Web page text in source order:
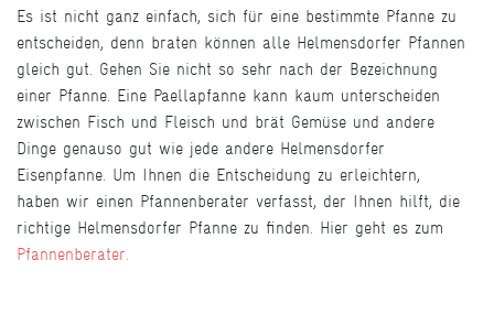
Es ist nicht ganz einfach, sich für eine bestimmte Pfanne zu
entscheiden, denn braten können alle Helmensdorfer Pfannen
gleich gut. Gehen Sie nicht so sehr nach der Bezeichnung
einer Pfanne. Eine Paellapfanne kann kaum unterscheiden
zwischen Fisch und Fleisch und brät Gemüse und andere
Dinge genauso gut wie jede andere Helmensdorfer
Eisenpfanne. Um Ihnen die Entscheidung zu erleichtern,
haben wir einen Pfannenberater verfasst, der Ihnen hilft, die
richtige Helmensdorfer Pfanne zu finden. Hier geht es zum
Pfannenberater.